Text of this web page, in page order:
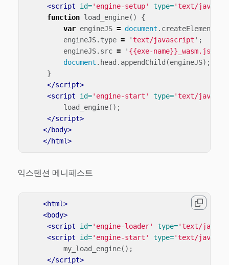
<script id='engine-setup' type='text/
function load_engine()
{
var engineJS = document . createElement
engineJS. type = 'text/javascript ' ;
engineJS. src = ' {{exe-name}}_wasm.js
document . head . appendChild (engineJS);
}
</script>
<script id='engine-start' type='text/
load_engine();
</script>
</body>
</html>
익스텐션 메니페스트
<html>
<body>
<script id='engine-loader' type='text/
<script id='engine-start' type='text/
my_load_engine();
</script>